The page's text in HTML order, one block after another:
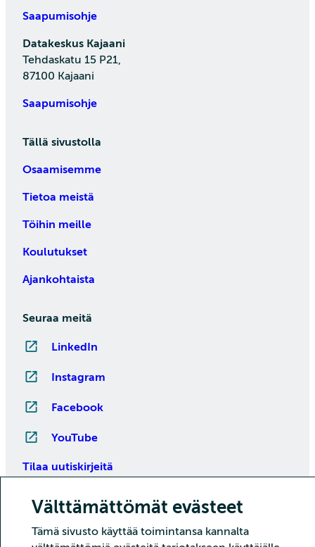
Välttämättömät evästeet
Tämä sivusto käyttää toimintansa kannalta
Saapumisohje
Datakeskus Kajaani
Tehdaskatu 15 P21,
87100 Kajaani
Saapumisohje
Tällä sivustolla
Osaamisemme
Tietoa meistä
Töihin meille
Koulutukset
Ajankohtaista
Seuraa meitä
LinkedIn
Instagram
Facebook
YouTube
Tilaa uutiskirjeitä